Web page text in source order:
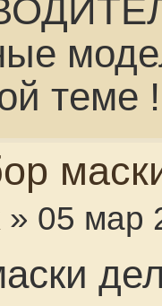
дело
ее
маску